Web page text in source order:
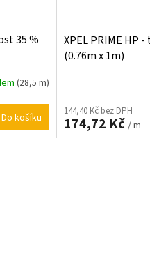
35 %
(28,5 m)
Do košíku
XPEL PRIME HP
(0.76m x 1m)
144,40 Kč bez DPH
174,72 Kč / m